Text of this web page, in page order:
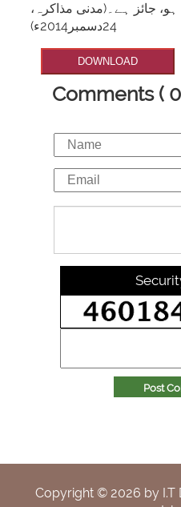
ہو، جائز ہے۔(مدنی مذاکرہ،
24دسمبر2014ء)
DOWNLOAD
Comments (
Post
Copyright © 2026 by